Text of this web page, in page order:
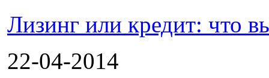
Лизинг или кредит: что
22-04-2014